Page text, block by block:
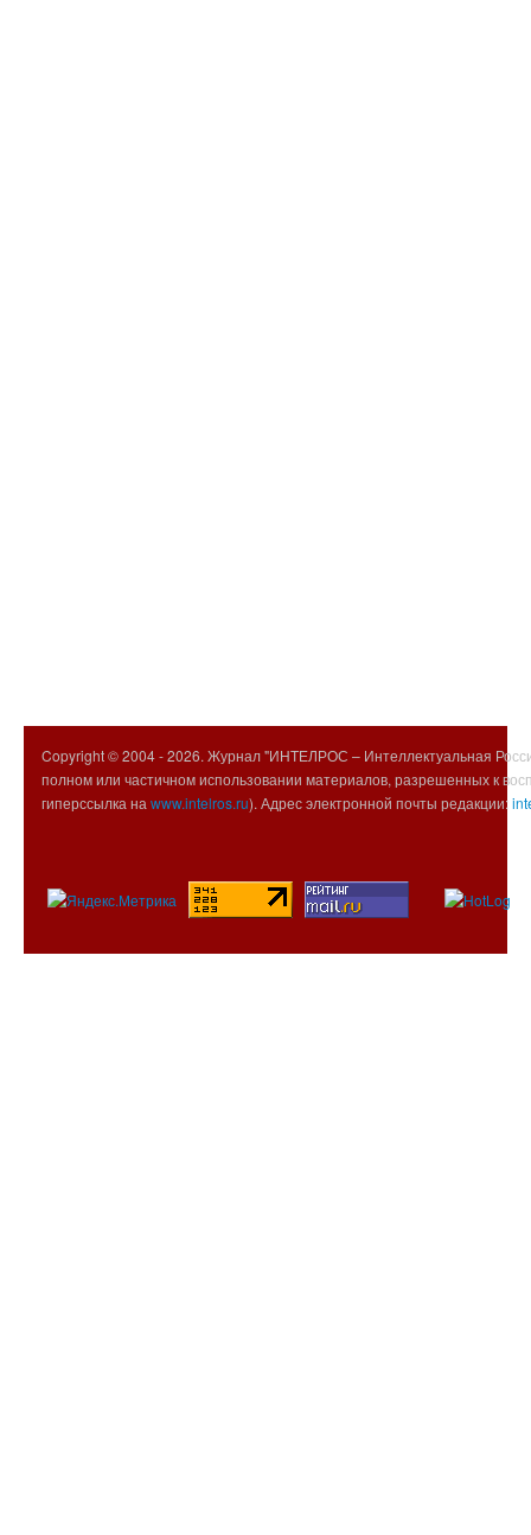
Copyright © 2004 -2026. Журнал "ИНТЕЛРОС – Интеллектуальная
полном или частичном использовании материалов, разрешенных к
гиперссылка на www.intelros.ru). Адрес электронной почты редакции: